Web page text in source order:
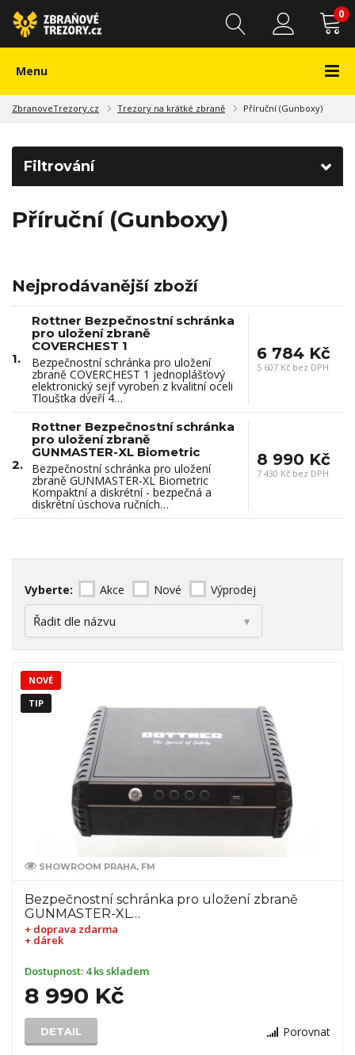
0
Menu
ZbranoveTrezory.cz Trezory na krátké zbraně Příruční (Gunboxy)
Filtrování
Příruční (Gunboxy)
Nejprodávanější zboží
1.
Rottner Bezpečnostní schránka
pro uložení zbraně
COVERCHEST 1
Bezpečnostní schránka pro uložení
zbraně COVERCHEST 1 jednoplášťový
elektronický sejf vyroben z kvalitní oceli
Tloušťka dveří 4…
6 784 Kč
5 607 Kč bez DPH
2.
Rottner Bezpečnostní schránka
pro uložení zbraně
GUNMASTER-XL Biometric
Bezpečnostní schránka pro uložení
zbraně GUNMASTER-XL Biometric
Kompaktní a diskrétní - bezpečná a
diskrétní úschova ručních…
8 990 Kč
7 430 Kč bez DPH
Vyberte: Akce Nové Výprodej
SHOWROOM PRAHA, FM
Bezpečnostní schránka pro uložení zbraně
GUNMASTER-XL…
+ doprava zdarma
+ dárek
Dostupnost: 4 ks skladem
8 990 Kč
DETAIL Porovnat
NOVÉ
TIP